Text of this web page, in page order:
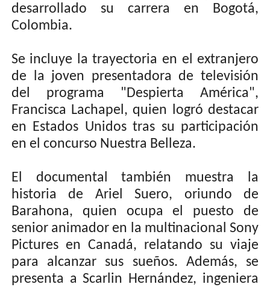
desarrollado su carrera en Bogotá,
Colombia.
Se incluye la trayectoria en el extranjero
de la joven presentadora de televisión
del programa "Despierta América",
Francisca Lachapel, quien logró destacar
en Estados Unidos tras su participación
en el concurso Nuestra Belleza.
El documental también muestra la
historia de Ariel Suero, oriundo de
Barahona, quien ocupa el puesto de
senior animador en la multinacional Sony
Pictures en Canadá, relatando su viaje
para alcanzar sus sueños. Además, se
presenta a Scarlin Hernández, ingeniera